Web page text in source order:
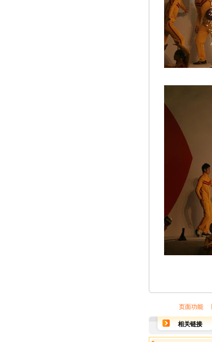
页面功能
相关链接